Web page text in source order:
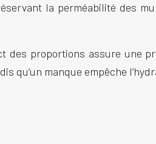
la perméabilité des
des proportions assure une
qu’un manque empêche